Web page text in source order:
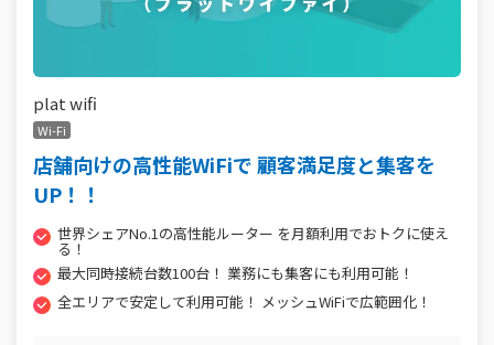
plat wifi
Wi-Fi
店舗向けの高性能WiFiで 顧客満足度と集客を
UP！！
世界シェアNo.1の高性能ルーター を月額利用でおトクに使え
る！
最大同時接続台数100台！ 業務にも集客にも利用可能！
全エリアで安定して利用可能！ メッシュWiFiで広範囲化！